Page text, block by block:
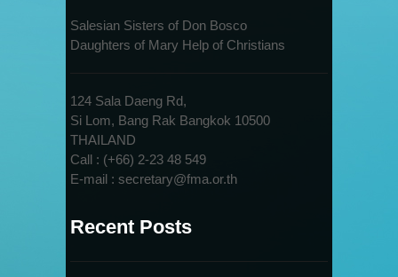
Salesian Sisters of Don Bosco
Daughters of Mary Help of Christians
124 Sala Daeng Rd,
Si Lom, Bang Rak Bangkok 10500
THAILAND
Call : (+66) 2-23 48 549
E-mail : secretary@fma.or.th
Recent Posts